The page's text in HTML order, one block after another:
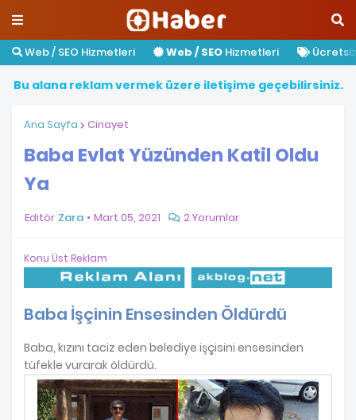
Web / SEO Hizmetleri Web / SEO Hizmetleri
Bu alana reklamvermek üzere iletişime geçebilirsiniz.
Ana Sayfa Cinayet
Baba Evlat Yüzünden Katil Oldu
Ya
Editör Zara Mart 05, 2021 2 Yorumlar
Konu Üst Reklam
Baba İşçinin Ensesinden Öldürdü
Baba, kızını taciz eden belediye işçisini ensesinden
tüfekle vurarak öldürdü.